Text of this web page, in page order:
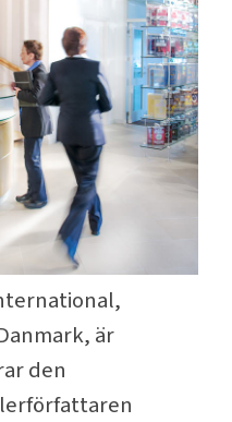
är
den